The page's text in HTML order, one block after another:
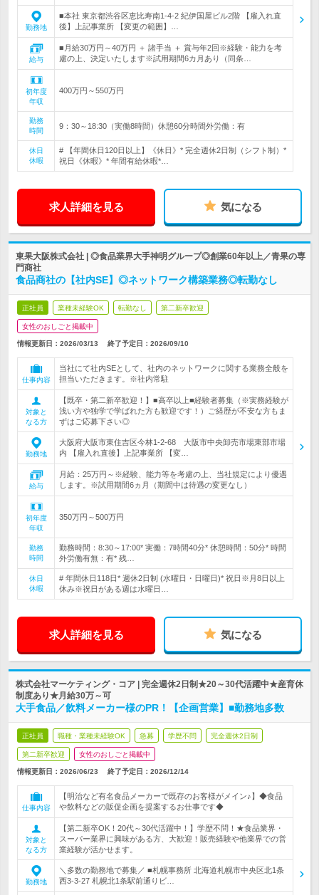
勤務地
■本社 東京都渋谷区恵比寿南1-4-2 紀伊国屋ビル2階 【雇入れ直
後】上記事業所 【変更の範囲】…
給与
■月給30万円～40万円 ＋ 諸手当 ＋ 賞与年2回※経験・能力を考
慮の上、決定いたします※試用期間6カ月あり（同条…
初年度
年収
400万円～550万円
勤務
時間
9：30～18:30（実働8時間）休憩60分時間外労働：有
休日
休暇
# 【年間休日120日以上】《休日》* 完全週休2日制（シフト制）*
祝日《休暇》* 年間有給休暇*…
求人詳細を見る 気になる
東果大阪株式会社 | ◎食品業界大手神明グループ◎創業60年以上／青果の専
門商社
食品商社の【社内SE】◎ネットワーク構築業務◎転勤なし
正社員 業種未経験OK 転勤なし 第二新卒歓迎
女性のおしごと掲載中
情報更新日：2026/03/13 終了予定日： 2026/09/10
仕事内容
当社にて社内SEとして、社内のネットワークに関する業務全般を
担当いただきます。※社内常駐
対象と
なる方
【既卒・第二新卒歓迎！】■高卒以上■経験者募集（※実務経験が
浅い方や独学で学ばれた方も歓迎です！）ご経歴が不安な方もま
ずはご応募下さい◎
勤務地
大阪府大阪市東住吉区今林1-2-68 大阪市中央卸売市場東部市場
内 【雇入れ直後】上記事業所 【変…
給与
月給：25万円～※経験、能力等を考慮の上、当社規定により優遇
します。※試用期間6ヵ月（期間中は待遇の変更なし）
初年度
年収
350万円～500万円
勤務
時間
勤務時間：8:30～17:00* 実働：7時間40分* 休憩時間：50分* 時間
外労働有無：有* 残…
休日
休暇
# 年間休日118日* 週休2日制 (水曜日・日曜日)* 祝日※月8日以上
休み※祝日がある週は水曜日…
求人詳細を見る 気になる
株式会社マーケティング・コア | 完全週休2日制★20～30代活躍中★産育休
制度あり★月給30万～可
大手食品／飲料メーカー様のPR！【企画営業】■勤務地多数
正社員 職種・業種未経験OK 急募 学歴不問 完全週休2日制
第二新卒歓迎 女性のおしごと掲載中
情報更新日：2026/06/23 終了予定日： 2026/12/14
仕事内容
【明治など有名食品メーカーで既存のお客様がメイン♪】◆食品
や飲料などの販促企画を提案するお仕事です◆
対象と
なる方
【第二新卒OK！20代～30代活躍中！】学歴不問！★食品業界・
スーパー業界に興味がある方、大歓迎！販売経験や他業界での営
業経験が活かせます。
勤務地
＼多数の勤務地で募集／ ■札幌事務所 北海道札幌市中央区北1条
西3-3-27 札幌北1条駅前通りビ…